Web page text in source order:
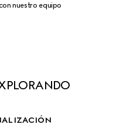
nuestro equipo